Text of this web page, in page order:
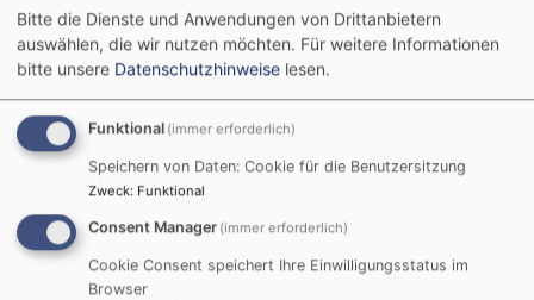
Telefax: 09161/8876-20
Email:dekanat.neustadt-aisch@elkb.de
Bitte die Dienste und Anwendungen von Drittanbietern
auswählen, die wir nutzen möchten. Für weitere Informationen
bitte unsere Datenschutzhinweise lesen.
Funktional (immer erforderlich)
Speichern von Daten: Cookie für die Benutzersitzung
Zweck: Funktional
Consent Manager (immer erforderlich)
Cookie Consent speichert Ihre Einwilligungsstatus im
Browser